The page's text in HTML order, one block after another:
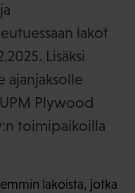
lakot
Lisäksi
ajanjaksolle
Plywood
toimipaikoilla
lakoista, jotka